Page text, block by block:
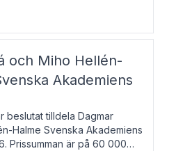
författare. Han lever
många år bosat
och Miho Hellén-
Akademiens
beslutat tilldela Dagmar
Halme Svenska Akademiens
Prissumman är på 60 000